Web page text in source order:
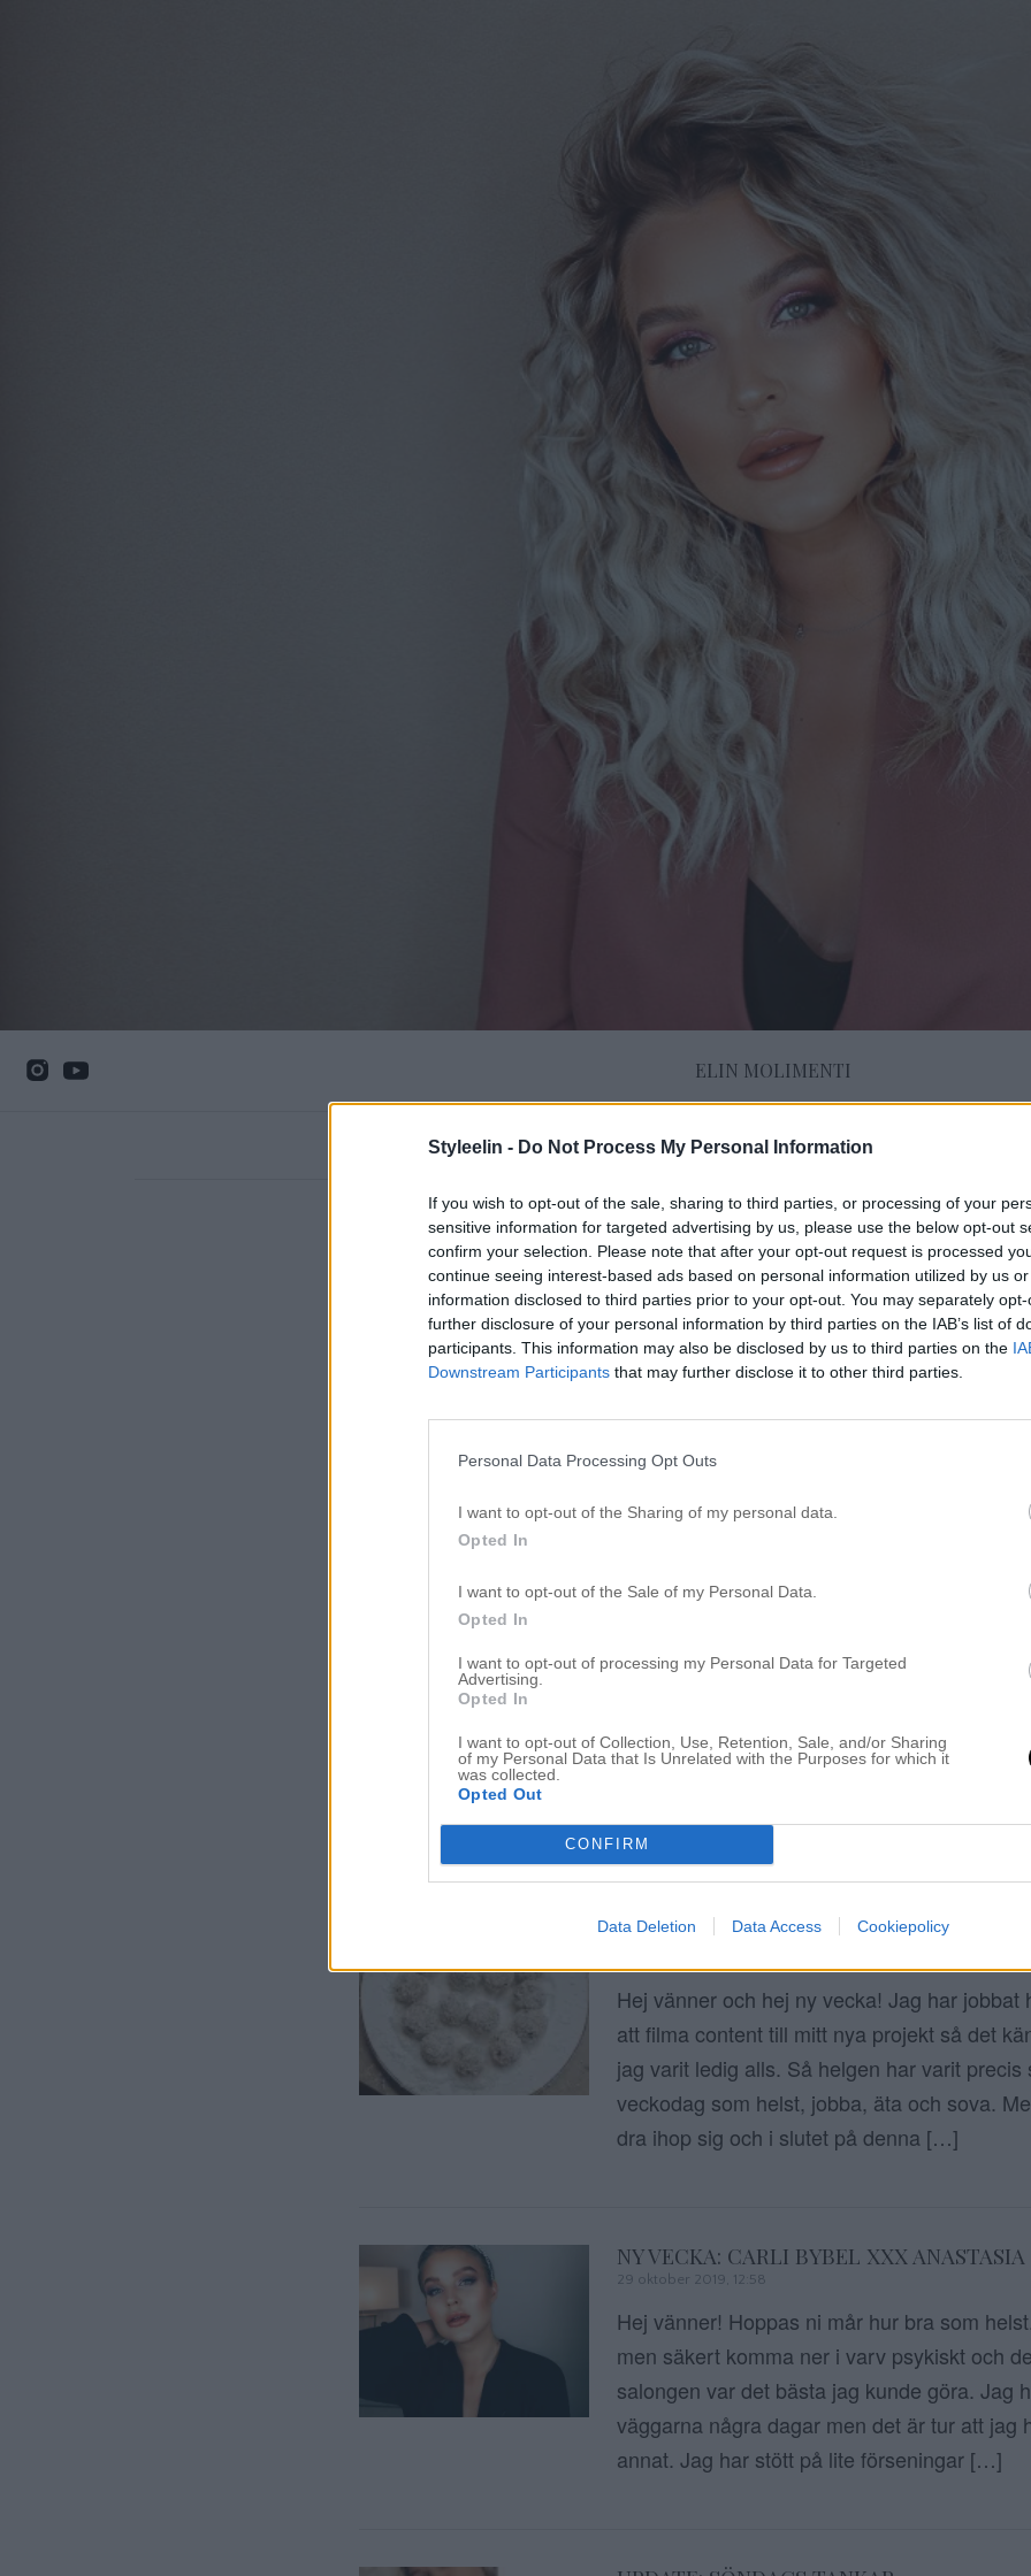
Styleelin - Do Not Process My Personal Information
If you wish to opt-out of the sale, sharing to third parties, or processing of your
sensitive information for targeted advertising by us, please use the below opt-out
confirm your selection. Please note that after your opt-out request is processed
continue seeing interest-based ads based on personal information utilized by us
information disclosed to third parties prior to your opt-out. You may separately
further disclosure of your personal information by third parties on the IAB’s list of
participants. This information may also be disclosed by us to third parties on the
Downstream Participants that may further disclose it to other third parties.
Personal Data Processing Opt Outs
I want to opt-out of the Sharing of my personal data.
Opted In
I want to opt-out of the Sale of my Personal Data.
Opted In
I want to opt-out of processing my Personal Data for Targeted
Advertising.
Opted In
I want to opt-out of Collection, Use, Retention, Sale, and/or Sharing
of my Personal Data that Is Unrelated with the Purposes for which it
was collected.
Opted Out
CONFIRM
Data Deletion Data Access Cookiepolicy
ELIN MOLIMENTI
TOMTEVERKSTAD & TIPS PÅ VÅRDANDE
5 december 2020, 20:28
Hej på er! Hur mår ni? Jag mår bara bra men
jobb som vanligt, speciellt december som är
kommer att jobba mycket mer på salongen
vanligtvis samt kommer det släppas nya
MyMolimenti. Men som ni ser ovan så är jag
Hej fina ni! Jag hoppas allt är bra med er.
Vi går snart in i maj och A fyller år snart, vi
tillsammans och i juni fyller jag hela 30 år
NY VECKA: MELLIS TIPS – CITRONBOLLAR
Hej vänner och hej ny vecka! Jag har jobbat
att filma content till mitt nya projekt så det
jag varit ledig alls. Så helgen har varit precis
veckodag som helst, jobba, äta och sova.
dra ihop sig och i slutet på denna […]
NY VECKA: CARLI BYBEL XXX ANASTASIA
29 oktober 2019, 12:58
Hej vänner! Hoppas ni mår hur bra som
men säkert komma ner i varv psykiskt och
salongen var det bästa jag kunde göra. Jag
väggarna några dagar men det är tur att jag
annat. Jag har stött på lite förseningar […]